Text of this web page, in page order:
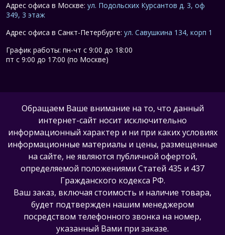
Адрес офиса в Москве: ул. Подольских Курсантов д. 3, оф
349, 3 этаж
Адрес офиса в Санкт-Петербурге: ул. Савушкина 134, корп 1
График работы: пн-чт с 9:00 до 18:00
пт с 9:00 до 17:00 (по Москве)
Обращаем Ваше внимание на то, что данный
интернет-сайт носит исключительно
информационный характер и ни при каких условиях
информационные материалы и цены, размещенные
на сайте, не являются публичной офертой,
определяемой положениями Статей 435 и 437
Гражданского кодекса РФ.
Ваш заказ, включая стоимость и наличие товара,
будет подтвержден нашим менеджером
посредством телефонного звонка на номер,
указанный Вами при заказе.